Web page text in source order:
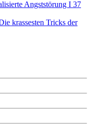
Angststörung I 37
krassesten Tricks der